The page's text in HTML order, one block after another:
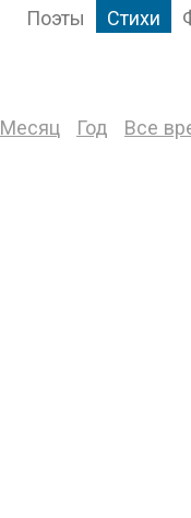
Поэты Стихи
Месяц Год Все